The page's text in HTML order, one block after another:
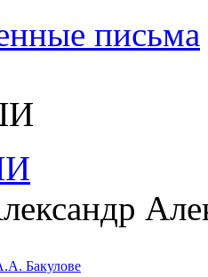
письма
Бакулове